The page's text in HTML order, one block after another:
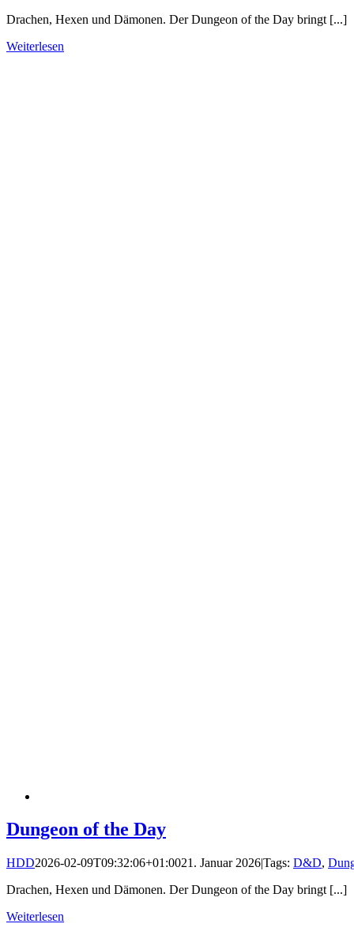
Drachen, Hexen und Dämonen. Der Dungeon of the Day bringt [...]
Weiterlesen
Dungeon of the Day
HDD2026-02-09T09:32:06+01:0021. Januar 2026|Tags: D&D,
Drachen, Hexen und Dämonen. Der Dungeon of the Day bringt [...]
Weiterlesen